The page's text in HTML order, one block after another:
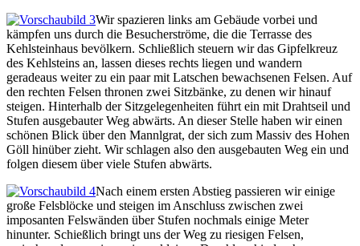
Wir spazieren links am Gebäude vorbei und
kämpfen uns durch die Besucherströme, die die Terrasse des
Kehlsteinhaus bevölkern. Schließlich steuern wir das Gipfelkreuz
des Kehlsteins an, lassen dieses rechts liegen und wandern
geradeaus weiter zu ein paar mit Latschen bewachsenen Felsen. Auf
den rechten Felsen thronen zwei Sitzbänke, zu denen wir hinauf
steigen. Hinterhalb der Sitzgelegenheiten führt ein mit Drahtseil und
Stufen ausgebauter Weg abwärts. An dieser Stelle haben wir einen
schönen Blick über den Mannlgrat, der sich zum Massiv des Hohen
Göll hinüber zieht. Wir schlagen also den ausgebauten Weg ein und
folgen diesem über viele Stufen abwärts.
Nach einem ersten Abstieg passieren wir einige
große Felsblöcke und steigen im Anschluss zwischen zwei
imposanten Felswänden über Stufen nochmals einige Meter
hinunter. Schießlich bringt uns der Weg zu riesigen Felsen,